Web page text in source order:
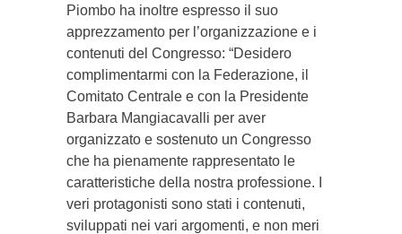
Piombo ha inoltre espresso il suo
apprezzamento per l’organizzazione e i
contenuti del Congresso: “Desidero
complimentarmi con la Federazione, il
Comitato Centrale e con la Presidente
Barbara Mangiacavalli per aver
organizzato e sostenuto un Congresso
che ha pienamente rappresentato le
caratteristiche della nostra professione. I
veri protagonisti sono stati i contenuti,
sviluppati nei vari argomenti, e non meri